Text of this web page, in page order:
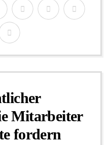
Mitarbeiter
fordern